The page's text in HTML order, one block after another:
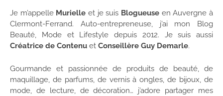
Je m’appelle Murielle et je suis Blogueuse en Auvergne à
Clermont-Ferrand. Auto-entrepreneuse, j’ai mon Blog
Beauté, Mode et Lifestyle depuis 2012. Je suis aussi
Créatrice de Contenu et Conseillère Guy Demarle.
Gourmande et passionnée de produits de beauté, de
maquillage, de parfums, de vernis à ongles, de bijoux, de
mode, de lecture, de décoration… j’adore partager mes